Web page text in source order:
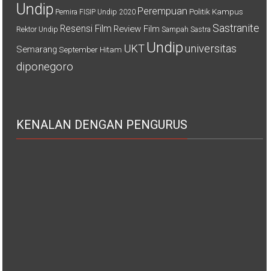
Undip Pemira FISIP Undip 2020 Perempuan Politik Kampus
Rektor Undip Resensi Film Review Film Sampah Sastra Sastranite
Semarang September Hitam UKTUndip universitas
diponegoro
KENALAN DENGAN PENGURUS